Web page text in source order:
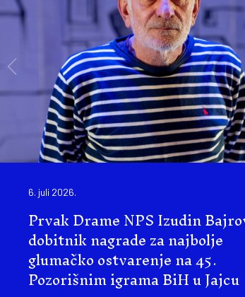
6. juli 2026.
Prvak Drame NPS Izudin
dobitnik nagrade za najbolje
glumačko ostvarenje na 45.
Pozorišnim igrama BiH u Jajcu